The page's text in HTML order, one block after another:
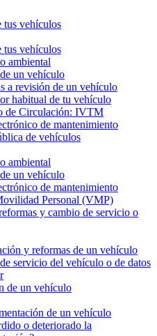
tus vehículos
tus vehículos
ambiental
un vehículo
a revisión de un vehículo
habitual de tu vehículo
de Circulación: IVTM
de mantenimiento
de vehículos
ambiental
un vehículo
de mantenimiento
Personal (VMP)
y cambio de servicio o
y reformas de un vehículo
servicio del vehículo o de datos
de un vehículo
de un vehículo
o deteriorado la